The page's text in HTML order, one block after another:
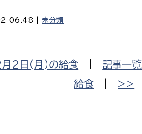
06:48 |未分類
2日(月)の給食 記事一覧
給食
>>